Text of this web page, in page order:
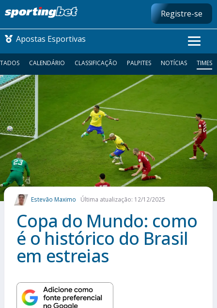
Registre-se
Apostas Esportivas
CONMEBOL LIBERTADORES
FUTEBOL NACIONAL
FUTEBOL INTERNACIONAL
COMO APOSTAR
MAIS ESPORTES
CALENDÁRIO CLASSIFICAÇÃO PALPITES NOTÍCIAS TIMES
Estevão Maximo Última atualização: 12/12/2025
Copa do Mundo: como
é o histórico do Brasil
em estreias